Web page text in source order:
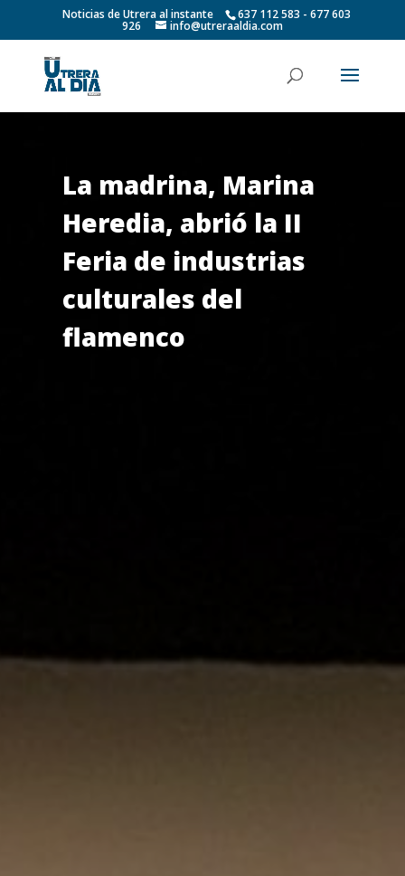
Noticias de Utrera al instante 637 112 583 - 677 603
926 info@utreraaldia.com
La madrina, Marina
Heredia, abrió la II
Feria de industrias
culturales del
flamenco